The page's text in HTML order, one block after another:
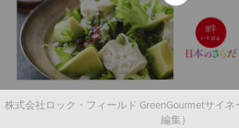
株式会社ロック・フィールド GreenGourmetサイネ
編集）